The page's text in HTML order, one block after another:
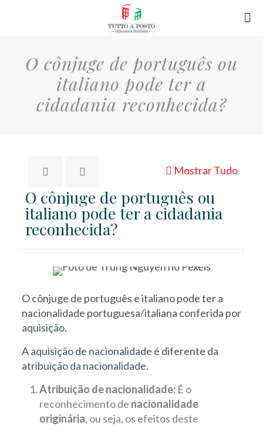
O cônjuge de português ou
italiano pode ter a
cidadania reconhecida?
Mostrar Tudo
O cônjuge de português ou
italiano pode ter a cidadania
reconhecida?
O cônjuge de português e italiano pode ter a
nacionalidade portuguesa/italiana conferida por
aquisição.
A aquisição de nacionalidade é diferente da
atribuição da nacionalidade.
Atribuição de nacionalidade:É o
reconhecimento de nacionalidade
originária, ou seja, os efeitos deste